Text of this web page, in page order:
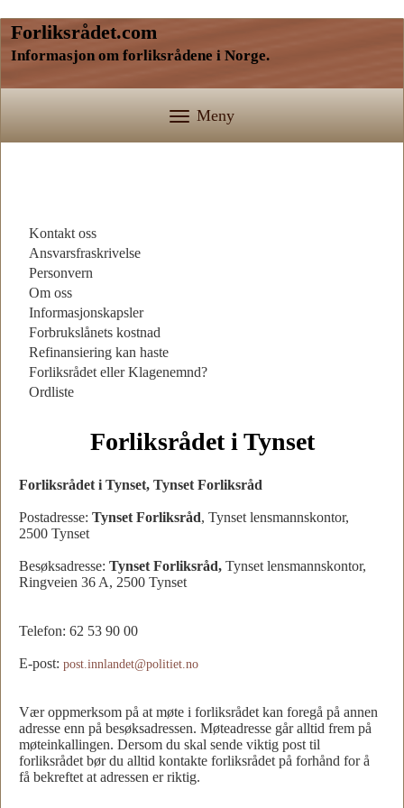
Informasjon om forliksrådene i Norge.
Forliksrådet.com
Meny
Kontakt oss
Ansvarsfraskrivelse
Personvern
Om oss
Informasjonskapsler
Forbrukslånets kostnad
Refinansiering kan haste
Forliksrådet eller Klagenemnd?
Ordliste
Forliksrådet i Tynset
Forliksrådet i Tynset, Tynset Forliksråd
Postadresse: Tynset Forliksråd, Tynset lensmannskontor,
2500 Tynset
Besøksadresse: Tynset Forliksråd, Tynset lensmannskontor,
Ringveien 36 A, 2500 Tynset
Telefon: 62 53 90 00
E-post: post.innlandet@politiet.no
Vær oppmerksom på at møte i forliksrådet kan foregå på annen
adresse enn på besøksadressen. Møteadresse går alltid frem på
møteinkallingen. Dersom du skal sende viktig post til
forliksrådet bør du alltid kontakte forliksrådet på forhånd for å
få bekreftet at adressen er riktig.